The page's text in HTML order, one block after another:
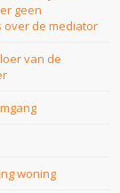
geen
over de mediator
van de
woning